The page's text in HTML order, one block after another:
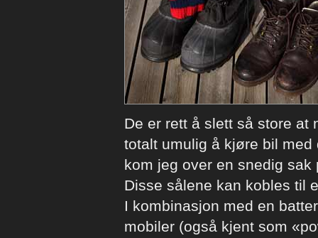
De er rett å slett så store at
totalt umulig å kjøre bil
kom jeg over en snedig
Disse sålene kan kobles til
I kombinasjon med en
mobiler (også kjent som